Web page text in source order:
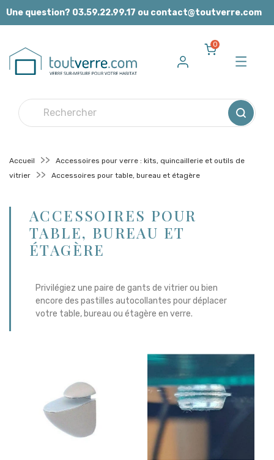
Panneau de gestion des cookies
Une question? 03.59.22.99.17 ou contact@toutverre.com
0
Accueil
Accessoires pour verre : kits, quincaillerie et outils de
vitrier
Accessoires pour table, bureau et étagère
ACCESSOIRES POUR
TABLE, BUREAU ET
ÉTAGÈRE
Privilégiez une paire de gants de vitrier ou bien
encore des pastilles autocollantes pour déplacer
votre table, bureau ou étagère en verre.